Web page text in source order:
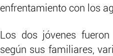
enfrentamiento con los
Los dos jóvenes
según sus familiares,